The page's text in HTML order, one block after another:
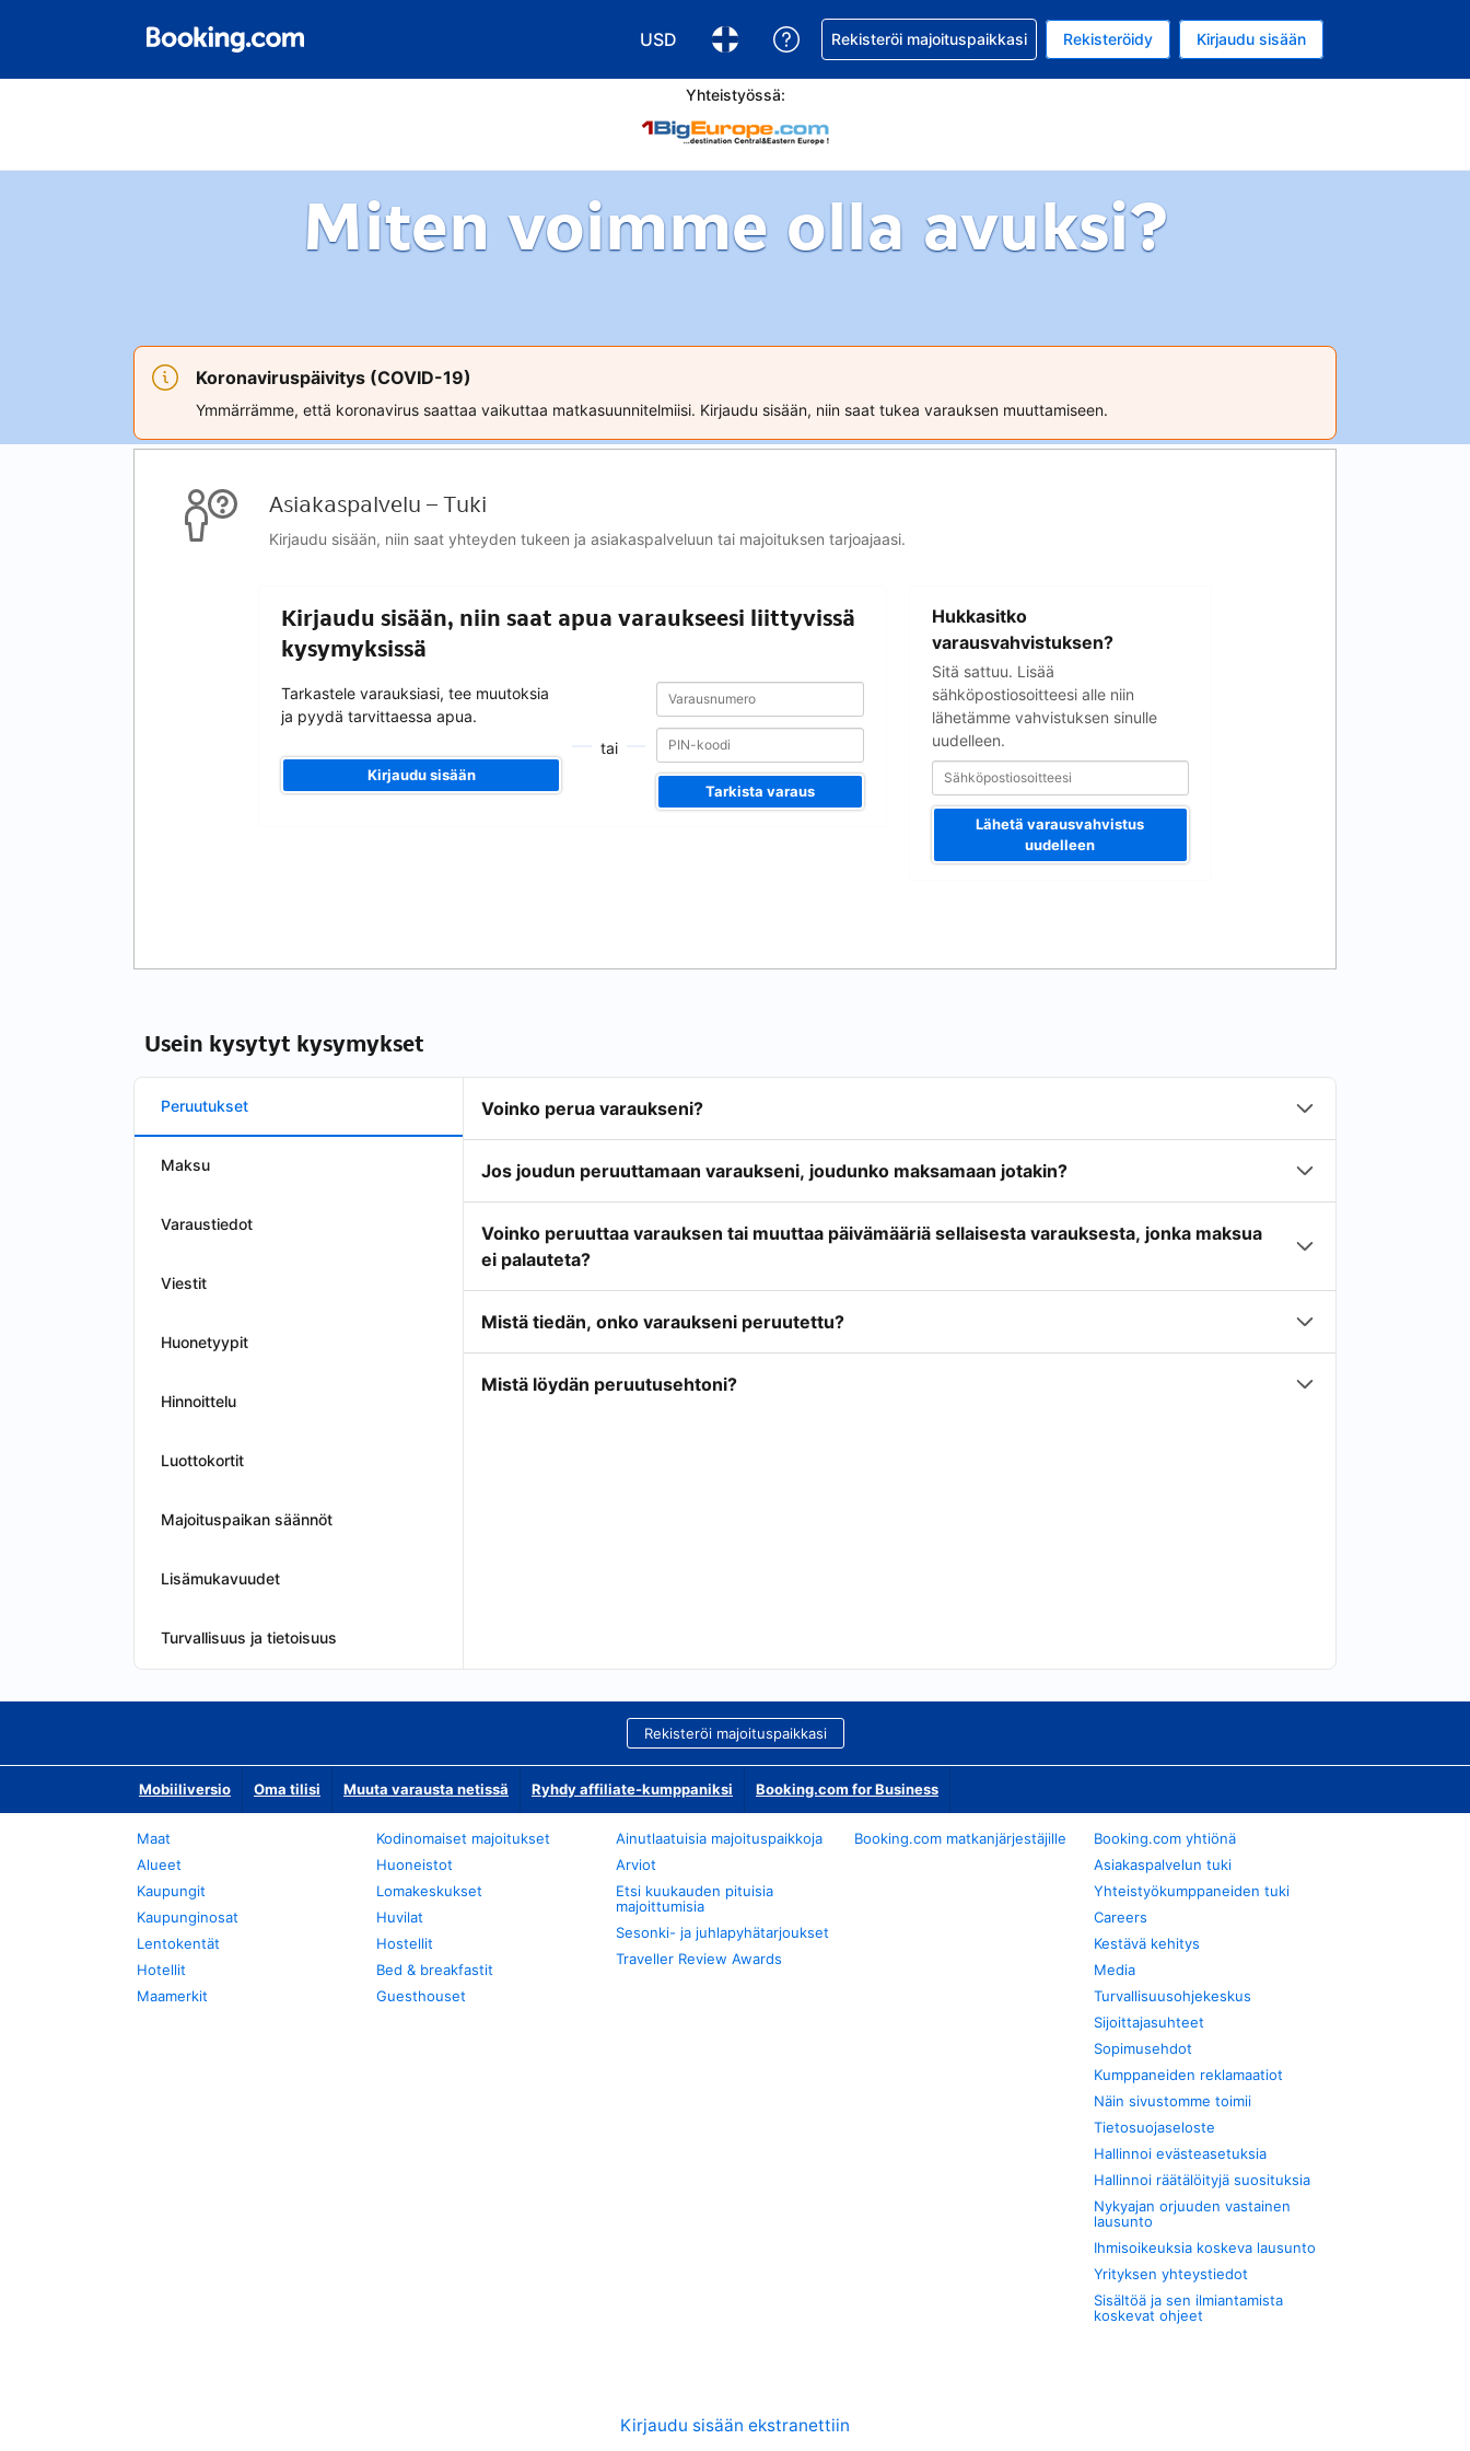
USD
Valitse valuutta. Tämänhetkinen valuutta on Yhdysvaltain dollari
Valitse kieli. Tämänhetkinen kieli on Suomi
Pyydä apua varauksesi kanssa
Rekisteröi majoituspaikkasi Rekisteröidy Kirjaudu sisään
Yhteistyössä:
Miten voimme olla avuksi?
Koronaviruspäivitys (COVID-19)
Ymmärrämme, että koronavirus saattaa vaikuttaa matkasuunnitelmiisi. Kirjaudu sisään, niin saat tukea varauksen muuttamiseen.
Asiakaspalvelu – Tuki
Kirjaudu sisään, niin saat yhteyden tukeen ja asiakaspalveluun tai majoituksen tarjoajaasi.
Kirjaudu sisään, niin saat apua varaukseesi liittyvissä
kysymyksissä
Tarkastele varauksiasi, tee muutoksia
ja pyydä tarvittaessa apua.
Kirjaudu sisään
tai
Varausnumero
Varausnumero
Tarkista varaus
Hukkasitko
varausvahvistuksen?
Sitä sattuu. Lisää
sähköpostiosoitteesi alle niin
lähetämme vahvistuksen sinulle
uudelleen.
Lähetä varausvahvistus
uudelleen
Usein kysytyt kysymykset
Peruutukset
Maksu
Varaustiedot
Viestit
Huonetyypit
Hinnoittelu
Luottokortit
Majoituspaikan säännöt
Lisämukavuudet
Turvallisuus ja tietoisuus
Voinko perua varaukseni?
Jos joudun peruuttamaan varaukseni, joudunko maksamaan jotakin?
Voinko peruuttaa varauksen tai muuttaa päivämääriä sellaisesta varauksesta, jonka maksua
ei palauteta?
Mistä tiedän, onko varaukseni peruutettu?
Mistä löydän peruutusehtoni?
Rekisteröi majoituspaikkasi
Mobiiliversio Oma tilisi Muuta varausta netissä Ryhdy affiliate-kumppaniksi Booking.com for Business
Maat
Alueet
Kaupungit
Kaupunginosat
Lentokentät
Hotellit
Maamerkit
Kodinomaiset majoitukset
Huoneistot
Lomakeskukset
Huvilat
Hostellit
Bed & breakfastit
Guesthouset
Ainutlaatuisia majoituspaikkoja
Arviot
Etsi kuukauden pituisia
majoittumisia
Sesonki- ja juhlapyhätarjoukset
Traveller Review Awards
Booking.com matkanjärjestäjille
Booking.com yhtiönä
Asiakaspalvelun tuki
Yhteistyökumppaneiden tuki
Careers
Kestävä kehitys
Media
Turvallisuusohjekeskus
Sijoittajasuhteet
Sopimusehdot
Kumppaneiden reklamaatiot
Näin sivustomme toimii
Tietosuojaseloste
Hallinnoi evästeasetuksia
Hallinnoi räätälöityjä suosituksia
Nykyajan orjuuden vastainen
lausunto
Ihmisoikeuksia koskeva lausunto
Yrityksen yhteystiedot
Sisältöä ja sen ilmiantamista
koskevat ohjeet
Kirjaudu sisään ekstranettiin